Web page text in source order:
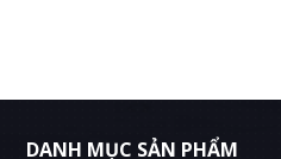
DANH MỤC SẢN PHẨM